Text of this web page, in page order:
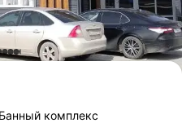
Банный комплекс